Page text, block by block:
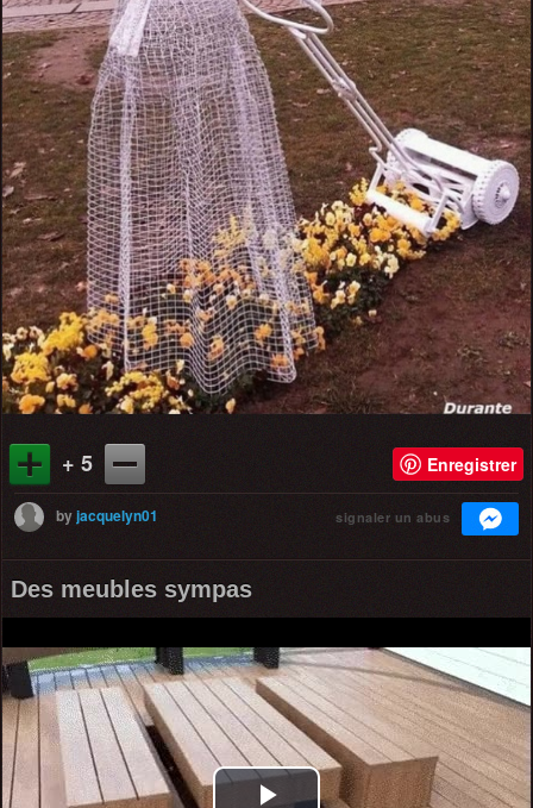
+ 5 Enregistrer
byjacquelyn01 signaler un abus
Des meubles sympas